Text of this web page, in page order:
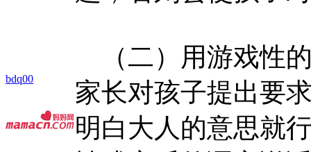
bdq00
（二）用游戏性
家长对孩子提出要
明白大人的意思就